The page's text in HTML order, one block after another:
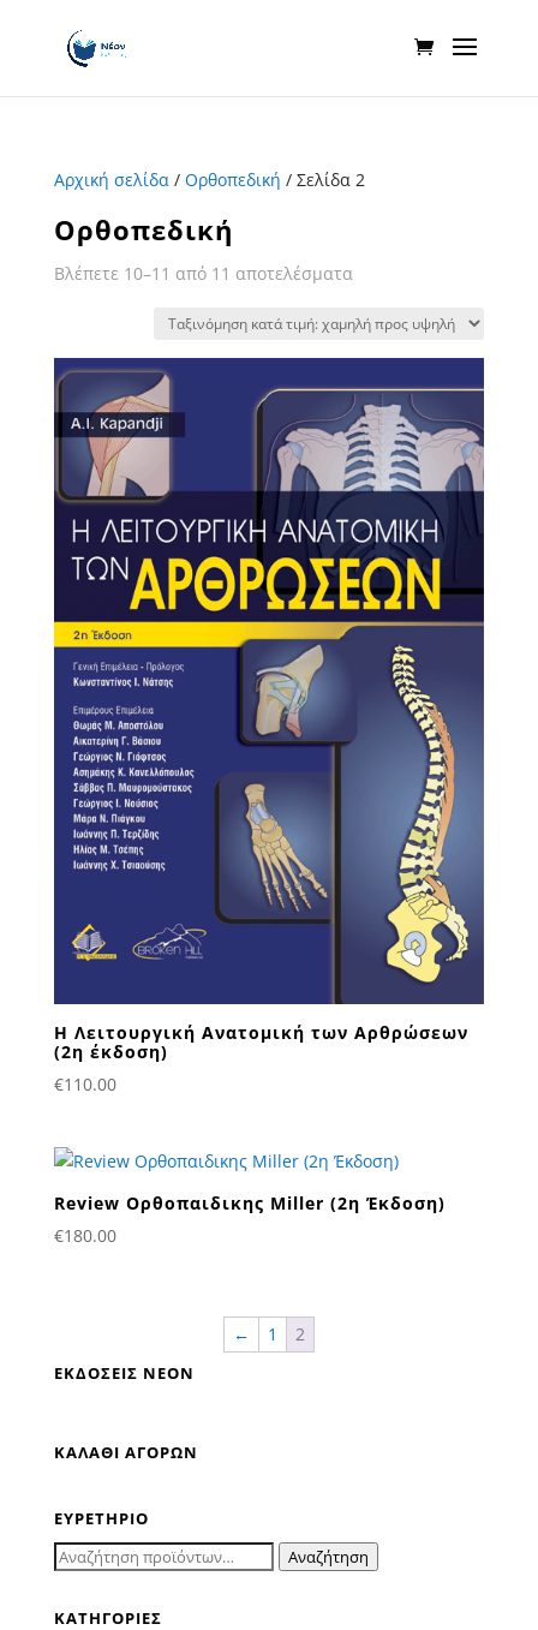
Αρχική σελίδα/ Ορθοπεδική / Σελίδα 2
Ορθοπεδική
Βλέπετε 10–11 από 11 αποτελέσματαSorted
price:
to
high
Η Λειτουργική Ανατομική των Αρθρώσεων
(2η έκδοση)
€110.00
Review Ορθοπαιδικης Miller (2η Έκδοση)
€180.00
← 1 2
ΕΚΔΟΣΕΙΣ NΕΟΝ
ΚΑΛΑΘΙ ΑΓΟΡΩΝ
ΕΥΡΕΤΗΡΙΟ
Αναζήτηση
Αναζήτηση
ΚΑΤΗΓΟΡΙΕΣ